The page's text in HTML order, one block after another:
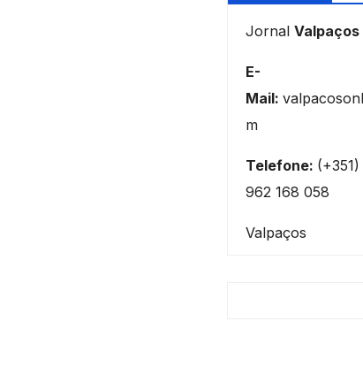
Jornal Valpaços
E-
Mail:
m
Telefone:
962 168 058
Valpaços